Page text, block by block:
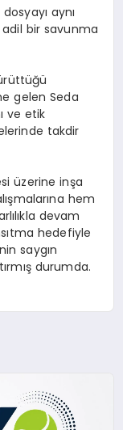
aynı
bir savunma
gelen Seda
ve etik
takdir
üzerine inşa
hem
devam
hedefiyle
saygın
durumda.